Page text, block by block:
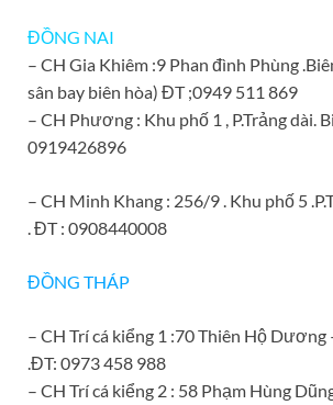
ĐỒNG NAI
– CH Gia Khiêm :9 Phan đình Phùng
sân bay biên hòa) ĐT ;0949 511 869
– CH Phương : Khu phố 1 , P.Trảng dài.
0919426896
– CH Minh Khang : 256/9 . Khu phố 5
. ĐT : 0908440008
ĐỒNG THÁP
– CH Trí cá kiểng 1 :70 Thiên Hộ Dương
.ĐT: 0973 458 988
– CH Trí cá kiểng 2 : 58 Phạm Hùng